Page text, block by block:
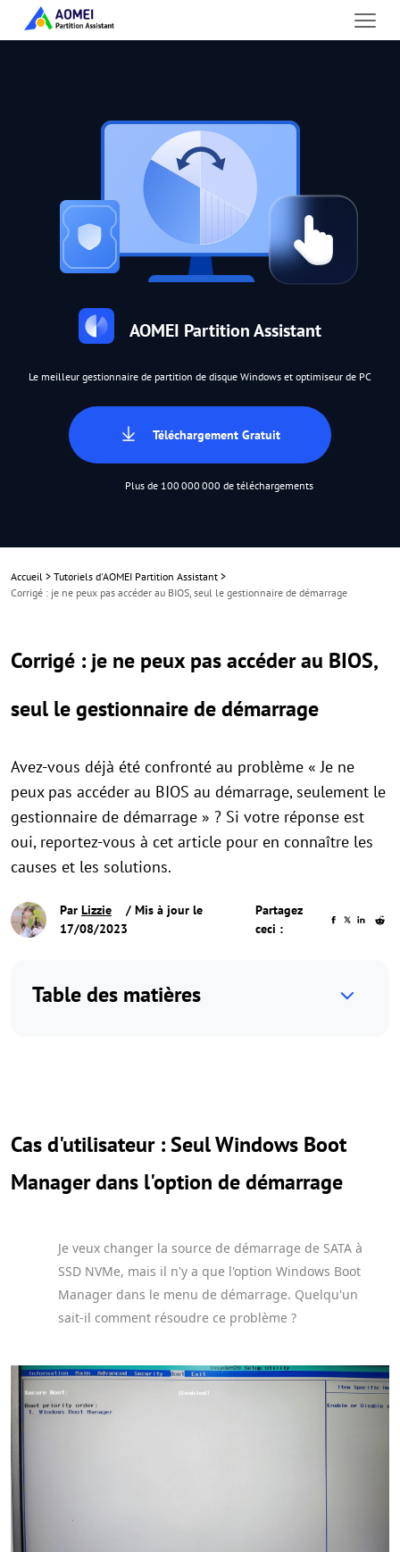
AOMEI Partition Assistant
Le meilleur gestionnaire de partition de disque Windows et optimiseur de PC
Téléchargement Gratuit
Plus de 100 000 000 de téléchargements
Accueil > Tutoriels d'AOMEI Partition Assistant >
Corrigé : je ne peux pas accéder au BIOS, seul le gestionnaire de démarrage
Corrigé : je ne peux pas accéder au BIOS,
seul le gestionnaire de démarrage
Avez-vous déjà été confronté au problème « Je ne
peux pas accéder au BIOS au démarrage, seulement le
gestionnaire de démarrage » ? Si votre réponse est
oui, reportez-vous à cet article pour en connaître les
causes et les solutions.
Par Lizzie
/ Mis à jour le
17/08/2023
Partagez
ceci :
Table des matières
Cas d'utilisateur : Seul Windows Boot
Manager dans l'option de démarrage
Je veux changer la source de démarrage de SATA à
SSD NVMe, mais il n'y a que l'option Windows Boot
Manager dans le menu de démarrage. Quelqu'un
sait-il comment résoudre ce problème ?